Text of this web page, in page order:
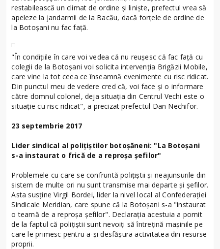
restabilească un climat de ordine și liniște, prefectul vrea să
apeleze la jandarmii de la Bacău, dacă forțele de ordine de
la Botoșani nu fac față.
"În condițiile în care voi vedea că nu reușesc că fac față cu
colegii de la Botoșani voi solicita intervenția Brigăzii Mobile,
care vine la tot ceea ce înseamnă evenimente cu risc ridicat.
Din punctul meu de vedere cred că, voi face și o informare
către domnul colonel, deja situația din Centrul Vechi este o
situație cu risc ridicat", a precizat prefectul Dan Nechifor.
23 septembrie 2017
Lider sindical al polițiștilor botoșăneni: "La Botoșani
s-a instaurat o frică de a reproșa șefilor"
Problemele cu care se confruntă polițiștii și neajunsurile din
sistem de multe ori nu sunt transmise mai departe și șefilor.
Asta susține Virgil Bordei, lider la nivel local al Confederației
Sindicale Meridian, care spune că la Botoșani s-a "instaurat
o teamă de a reproșa șefilor". Declarația acestuia a pornit
de la faptul că polițiștii sunt nevoiți să întrețină mașinile pe
care le primesc pentru a-și desfășura activitatea din resurse
proprii.